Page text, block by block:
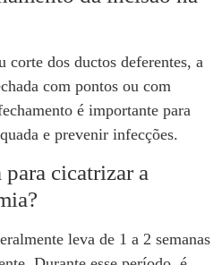
corte dos ductos deferentes, a
com pontos ou com
é importante para
e prevenir infecções.
cicatrizar a
leva de 1 a 2 semanas